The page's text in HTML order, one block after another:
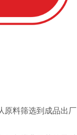
原料筛选到成品出